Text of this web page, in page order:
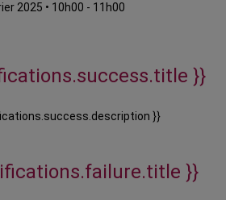
2025 • 10h00 - 11h00
}}
}}
}}